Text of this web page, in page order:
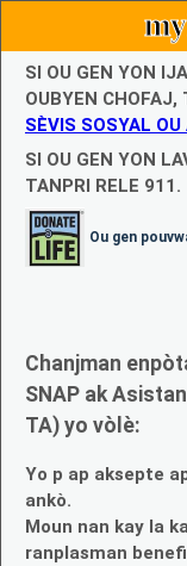
SI OU GEN YON
OUBYEN CHOFAJ,
SÈVIS SOSYAL OU
SI OU GEN YON
TANPRI RELE 911.
Ou gen
Chanjman
SNAP ak
TA) yo vòlè:
Yo p ap aksepte
ankò.
Moun nan kay la
ranplasman